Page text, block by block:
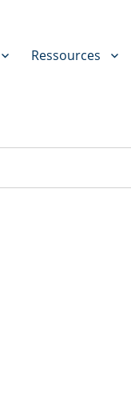
Ressources